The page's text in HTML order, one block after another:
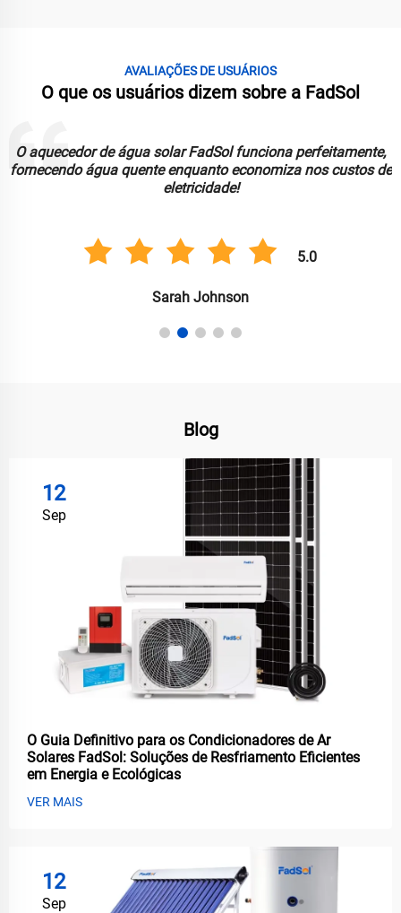
AVALIAÇÕES DE USUÁRIOS
O que os usuários dizem sobre a FadSol
As luzes solares FadSol são brilhantes, duráveis e
confiáveis. Ótimas para iluminar meu jardim de forma
sustentável!
5.0
Anil Singh
Blog
12
Sep
O Guia Definitivo para os Condicionadores de Ar
Solares FadSol: Soluções de Resfriamento Eficientes
em Energia e Ecológicas
VER MAIS
12
Sep